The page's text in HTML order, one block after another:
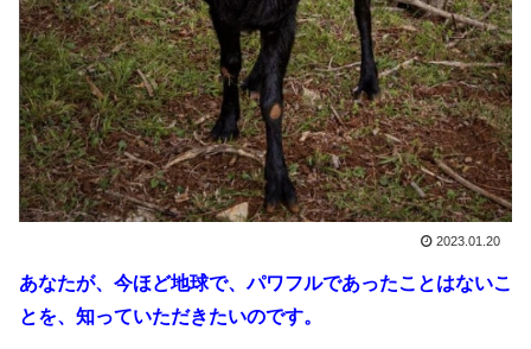
2023.01.20
あなたが、今ほど地球で、パワフルであったことはないこ
とを、知っていただきたいのです。